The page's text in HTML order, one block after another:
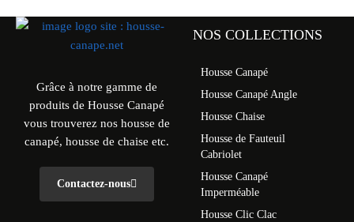
Grâce à notre gamme de
produits de Housse Canapé
vous trouverez nos housse de
canapé, housse de chaise etc.
Contactez-nous
NOS COLLECTIONS
Housse Canapé
Housse Canapé Angle
Housse Chaise
Housse de Fauteuil
Cabriolet
Housse Canapé
Imperméable
Housse Clic Clac